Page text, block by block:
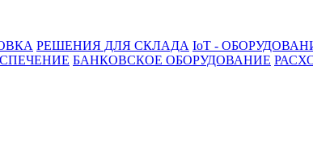
РЕШЕНИЯ ДЛЯ СКЛАДА IoT -
БАНКОВСКОЕ ОБОРУДОВАНИЕ